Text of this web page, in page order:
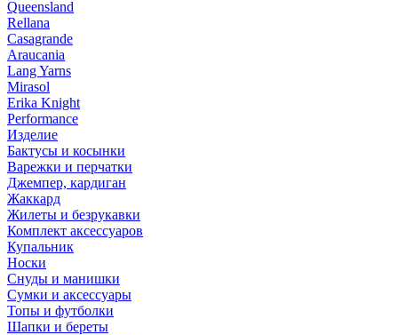
Queensland
Rellana
Casagrande
Araucania
Lang Yarns
Mirasol
Erika Knight
Performance
Изделие
Бактусы и косынки
Варежки и перчатки
Джемпер, кардиган
Жаккард
Жилеты и безрукавки
Комплект аксессуаров
Купальник
Носки
Снуды и манишки
Сумки и аксессуары
Топы и футболки
Шапки и береты